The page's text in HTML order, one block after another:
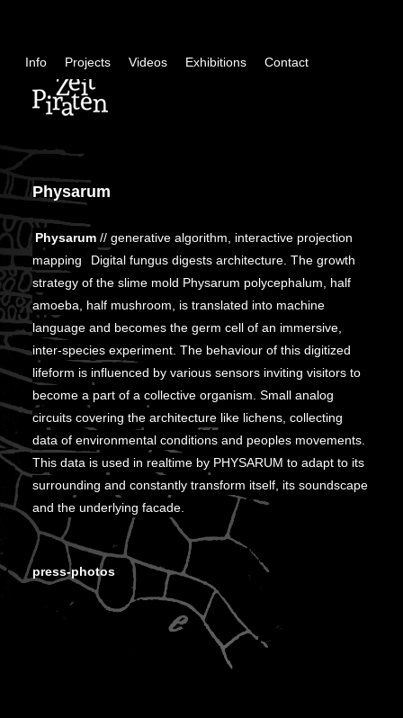
Info Projects Videos Exhibitions Contact
Physarum
Physarum// generative algorithm, interactive projection
mapping
Digital fungus digests architecture. The growth
strategy of the slime mold Physarum polycephalum, half
amoeba, half mushroom, is translated into machine
language and becomes the germ cell of an immersive,
inter-species experiment. The behaviour of this digitized
lifeform is influenced by various sensors inviting visitors to
become a part of a collective organism. Small analog
circuits covering the architecture like lichens, collecting
data of environmental conditions and peoples movements.
This data is used in realtime by PHYSARUM to adapt to its
surrounding and constantly transform itself, its soundscape
and the underlying facade.
press-photos